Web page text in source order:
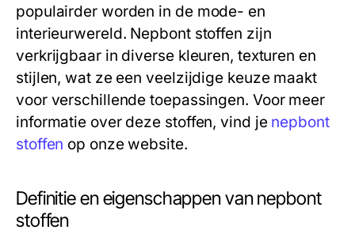
populairder worden in de mode- en
interieurwereld. Nepbont stoffen zijn
verkrijgbaar in diverse kleuren, texturen en
stijlen, wat ze een veelzijdige keuze maakt
voor verschillende toepassingen. Voor meer
informatie over deze stoffen, vind je nepbont
stoffen op onze website.
Definitie en eigenschappen van nepbont
stoffen